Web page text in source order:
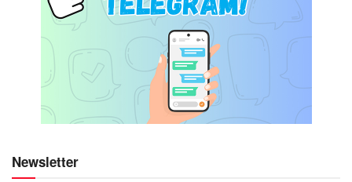
Newsletter